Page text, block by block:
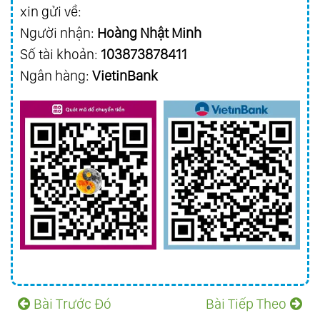
xin gửi về:
Người nhận: Hoàng Nhật Minh
Số tài khoản: 103873878411
Ngân hàng: VietinBank
Bài Trước Đó Bài Tiếp Theo